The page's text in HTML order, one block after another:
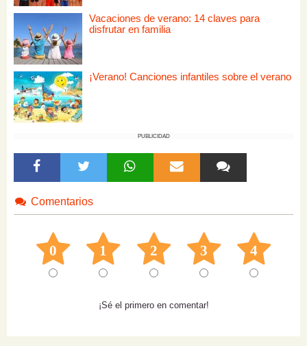
Vacaciones de verano: 14 claves para
disfrutar en familia
¡Verano! Canciones infantiles sobre el verano
PUBLICIDAD
Comentarios
0 1 2 3 4
¡Sé el primero en comentar!